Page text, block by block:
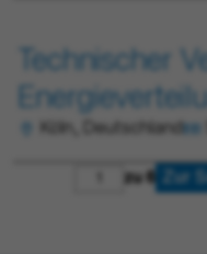
Technischer
Köln, Deutschland
zu 6 Zur